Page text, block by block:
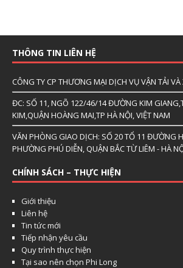
THÔNG TIN LIÊN HỆ
CÔNG TY CP THƯƠNG MẠI DỊCH VỤ VẬN TẢI
ĐC: SỐ 11, NGÕ 122/46/14 ĐƯỜNG KIM
KIM,QUẬN HOÀNG MAI,TP HÀ NỘI, VIỆT NAM
VĂN PHÒNG GIAO DỊCH: SỐ 20 TỔ 11 ĐƯỜNG
PHƯỜNG PHÚ DIỄN, QUẬN BẮC TỪ LIÊM - HÀ
CHÍNH SÁCH – THỰC HIỆN
Giới thiệu
Liên hệ
Tin tức mới
Tiếp nhận yêu cầu
Quy trình thực hiện
Tại sao nên chọn Phi Long